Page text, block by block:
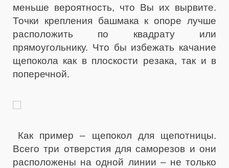
меньше вероятность, что Вы их вырвите.
Точки крепления башмака к опоре лучше
расположить по квадрату или
прямоугольнику. Что бы избежать качание
щепокола как в плоскости резака, так и в
поперечной.
Как пример – щепокол для щепотницы.
Всего три отверстия для саморезов и они
расположены на одной линии – не только